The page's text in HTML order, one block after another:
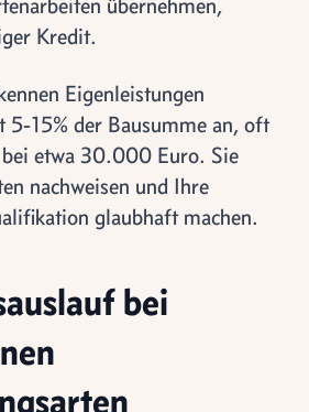
Kredit.
Eigenleistungen
5-15% der Bausumme an, oft
etwa 30.000 Euro. Sie
nachweisen und Ihre
glaubhaft machen.
bei